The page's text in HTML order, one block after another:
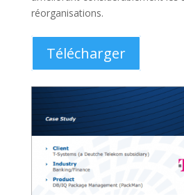
Livre blanc :
du code SQL sur
Téléchargez notre livre blanc sur
code SQL pour IBM z/OS et
stratégies pour améliorer la
Db2.